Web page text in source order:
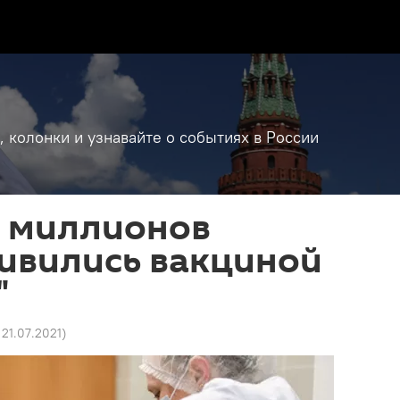
и узнавайте о событиях в России
миллионов
вакциной
21.07.2021)